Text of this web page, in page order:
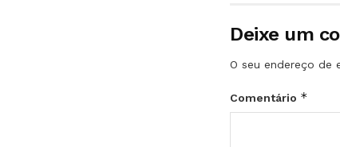
Deixe um
O seu endereço de
Comentário *